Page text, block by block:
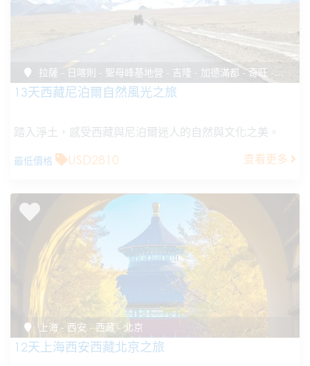
拉薩 - 日喀則 - 聖母峰基地營 - 吉隆 - 加德滿都 - 奇旺 - 加德滿都
13天西藏尼泊爾自然風光之旅
踏入淨土，感受西藏與尼泊爾迷人的自然與文化之美。
最低價格 USD2810 查看更多
上海 - 西安 - 西藏 - 北京
12天上海西安西藏北京之旅